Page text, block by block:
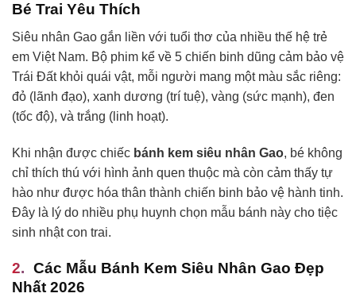
Bé Trai Yêu Thích
Siêu nhân Gao gắn liền với tuổi thơ của nhiều thế hệ trẻ
em Việt Nam. Bộ phim kể về 5 chiến binh dũng cảm bảo vệ
Trái Đất khỏi quái vật, mỗi người mang một màu sắc riêng:
đỏ (lãnh đạo), xanh dương (trí tuệ), vàng (sức mạnh), đen
(tốc độ), và trắng (linh hoạt).
Khi nhận được chiếc bánh kem siêu nhân Gao, bé không
chỉ thích thú với hình ảnh quen thuộc mà còn cảm thấy tự
hào như được hóa thân thành chiến binh bảo vệ hành tinh.
Đây là lý do nhiều phụ huynh chọn mẫu bánh này cho tiệc
sinh nhật con trai.
Các Mẫu Bánh Kem Siêu Nhân Gao Đẹp
Nhất 2026